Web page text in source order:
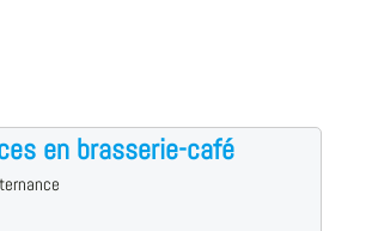
en brasserie-café